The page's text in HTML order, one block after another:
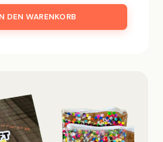
DEN WARENKORB